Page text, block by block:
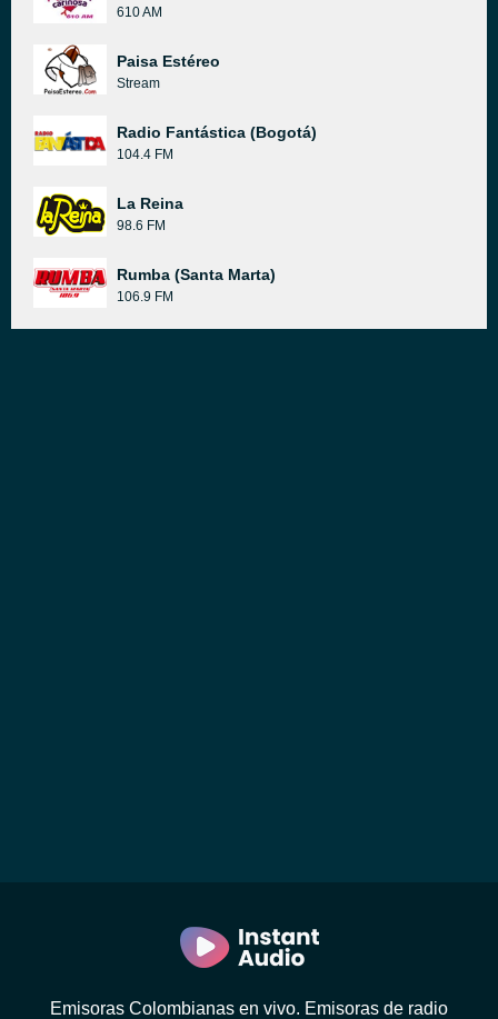
610 AM
Paisa Estéreo
Stream
Radio Fantástica (Bogotá)
104.4 FM
La Reina
98.6 FM
Rumba (Santa Marta)
106.9 FM
Emisoras Colombianas en vivo. Emisoras de radio